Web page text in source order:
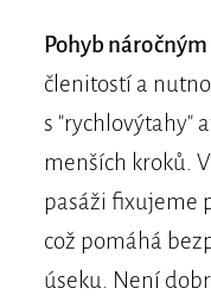
Pohyb
členitostí a
s "rychlovýtahy"
menších kroků.
pasáži fixujeme
což pomáhá
úseku. Není